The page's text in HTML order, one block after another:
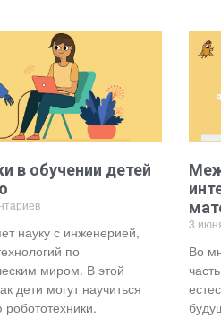
в обучении детей
науку с инженерией,
по
миром. В этой
дети могут научиться
3
Во